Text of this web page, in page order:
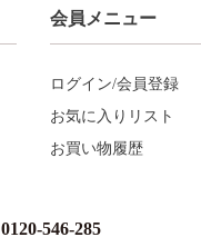
会員メニュー
ログイン/会員登録
お気に入りリスト
お買い物履歴
0120-546-285